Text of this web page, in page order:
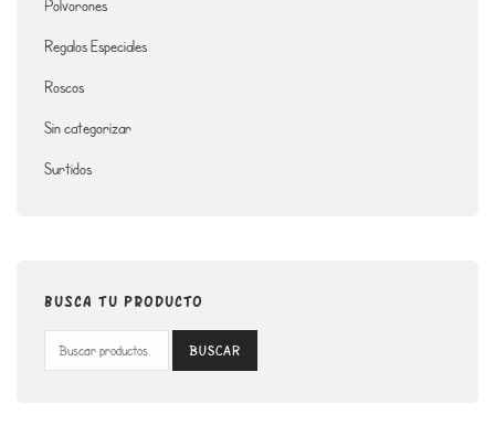
Polvorones
Regalos Especiales
Roscos
Sin categorizar
Surtidos
BUSCA TU PRODUCTO
Buscar por: BUSCAR